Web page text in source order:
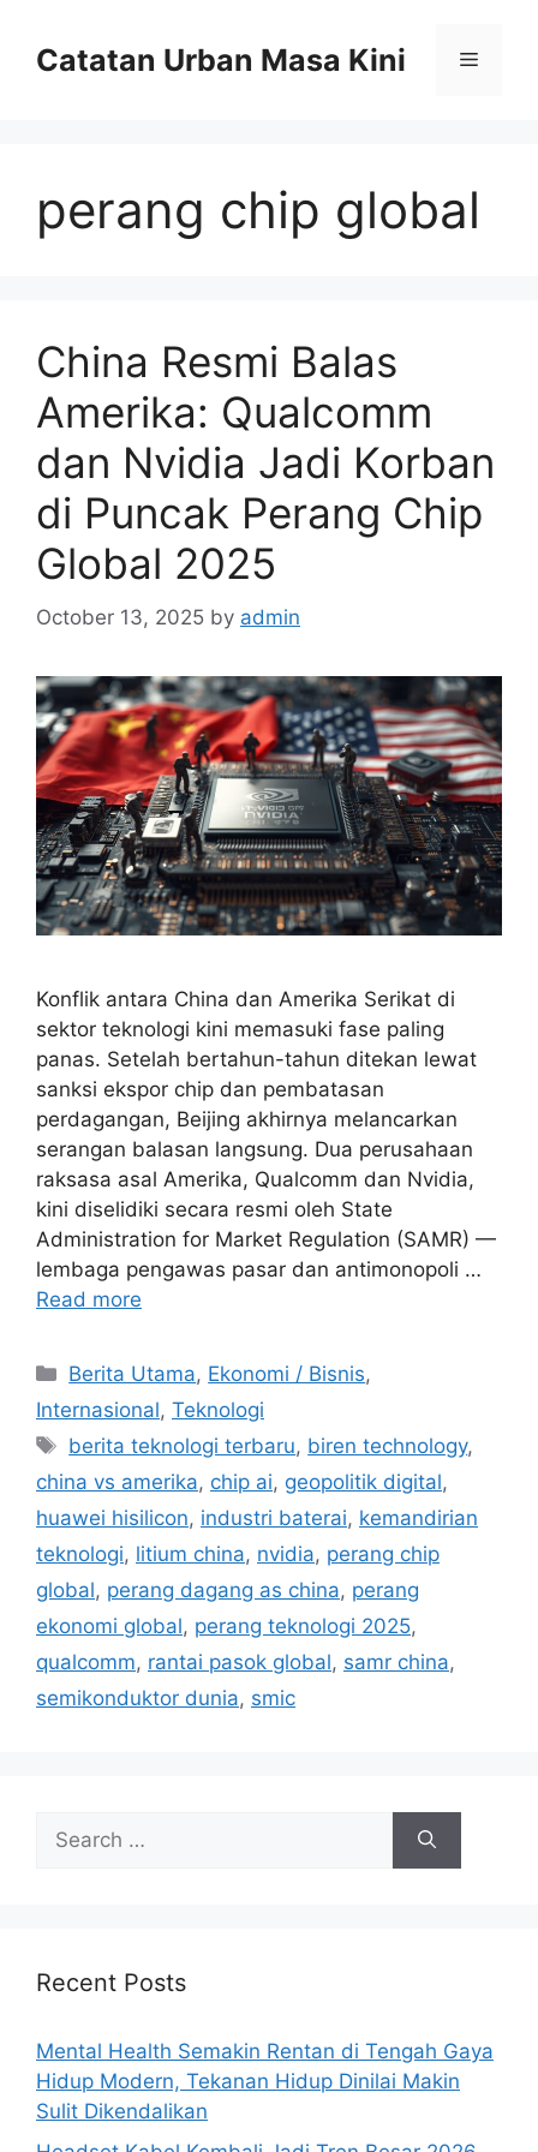
contentCatatan Urban Masa Kini Menu
perang chip global
China Resmi Balas
Amerika: Qualcomm
dan Nvidia Jadi Korban
di Puncak Perang Chip
Global 2025
October 13, 2025 by admin
Konflik antara China dan Amerika Serikat di
sektor teknologi kini memasuki fase paling
panas. Setelah bertahun-tahun ditekan lewat
sanksi ekspor chip dan pembatasan
perdagangan, Beijing akhirnya melancarkan
serangan balasan langsung. Dua perusahaan
raksasa asal Amerika, Qualcomm dan Nvidia,
kini diselidiki secara resmi oleh State
Administration for Market Regulation (SAMR) —
lembaga pengawas pasar dan antimonopoli …
Read more
C
a
e
g
o
r
i
s
Berita Utama, Ekonomi / Bisnis,
Internasional, Teknologi
T
a
s
berita teknologi terbaru, biren technology,
china vs amerika, chip ai, geopolitik digital,
huawei hisilicon, industri baterai, kemandirian
teknologi, litium china, nvidia, perang chip
global, perang dagang as china, perang
ekonomi global, perang teknologi 2025,
qualcomm, rantai pasok global, samr china,
semikonduktor dunia, smic
h
r
:
Recent Posts
Mental Health Semakin Rentan di Tengah Gaya
Hidup Modern, Tekanan Hidup Dinilai Makin
Sulit Dikendalikan